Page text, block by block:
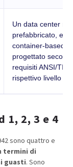
Un data center
prefabbricato,
container-based è
progettato
requisiti ANSI/
rispettivo livello
1, 2, 3 e 4
sono quattro e
termini di
guasti. Sono